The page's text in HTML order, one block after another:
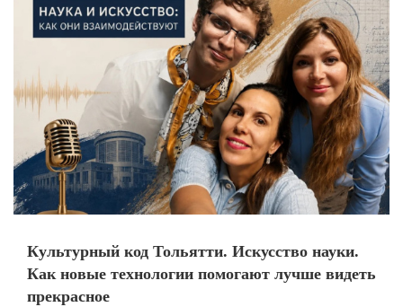
Культурный код Тольятти. Искусство науки.
Как новые технологии помогают лучше видеть
прекрасное